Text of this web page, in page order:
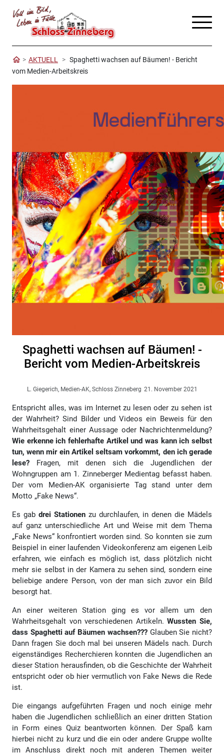
AKTUELL
Spaghetti wachsen auf Bäumen! - Bericht
vom Medien-Arbeitskreis
Spaghetti wachsen auf Bäumen! -
Bericht vom Medien-Arbeitskreis
L. Giegerich, Medien-AK, Schloss Zinneberg 21. November 2021
Entspricht alles, was im Internet zu lesen oder zu sehen ist
der Wahrheit? Sind Bilder und Videos ein Beweis für den
Wahrheitsgehalt einer Aussage oder Nachrichtenmeldung?
Wie erkenne ich fehlerhafte Artikel und was kann ich selbst
tun, wenn mir ein Artikel seltsam vorkommt, den ich gerade
lese? Fragen, mit denen sich die Jugendlichen der
Wohngruppen am 1. Zinneberger Medientag befasst haben.
Der vom Medien-AK organisierte Tag stand unter dem
Motto „Fake News“.
Es gab drei Stationen zu durchlaufen, in denen die Mädels
auf ganz unterschiedliche Art und Weise mit dem Thema
„Fake News“ konfrontiert worden sind. So konnten sie zum
Beispiel in einer laufenden Videokonferenz am eigenen Leib
erfahren, wie einfach es möglich ist, dass plötzlich nicht
mehr sie selbst in der Kamera zu sehen sind, sondern eine
beliebige andere Person, von der man sich zuvor ein Bild
besorgt hat.
An einer weiteren Station ging es vor allem um den
Wahrheitsgehalt von verschiedenen Artikeln.Wussten Sie,
dass Spaghetti auf Bäumen wachsen???Glauben Sie nicht?
Dann fragen Sie doch mal bei unseren Mädels nach. Durch
eigenständiges Recherchieren konnten die Jugendlichen an
dieser Station herausfinden, ob die Geschichte der Wahrheit
entspricht oder ob hier vermutlich von Fake News die Rede
ist.
Die eingangs aufgeführten Fragen und noch einige mehr
haben die Jugendlichen schließlich an einer dritten Station
in Form eines Quiz beantworten können. Der Spaß kam
hierbei nicht zu kurz und die ein oder andere Gruppe wollte
im Anschluss direkt noch mit anderen Themen weiter